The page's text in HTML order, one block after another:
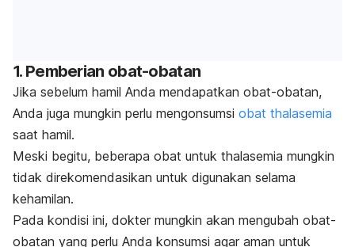
1. Pemberian obat-obatan
Jika sebelum hamil Anda mendapatkan obat-obatan,
Anda juga mungkin perlu mengonsumsi obat thalasemia
saat hamil.
Meski begitu, beberapa obat untuk thalasemia mungkin
tidak direkomendasikan untuk digunakan selama
kehamilan.
Pada kondisi ini, dokter mungkin akan mengubah obat-
obatan yang perlu Anda konsumsi agar aman untuk